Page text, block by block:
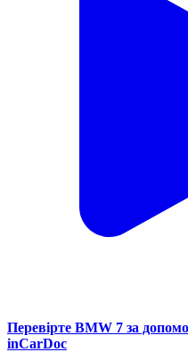
Перевірте BMW 7 за
inCarDoc